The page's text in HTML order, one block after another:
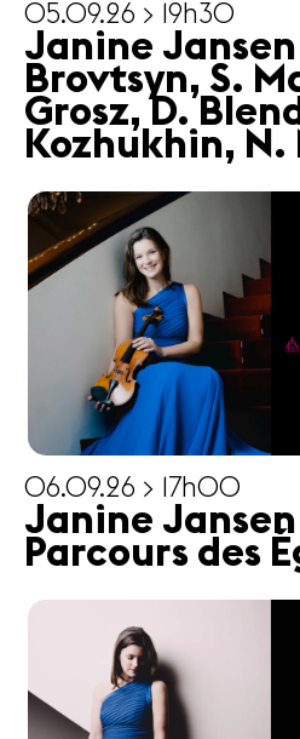
05.09.26 > 19h30
Janine Jansen
Brovtsyn, S.
Grosz, D.
Kozhukhin, N.
06.09.26 > 17h00
Janine Jansen
Parcours des